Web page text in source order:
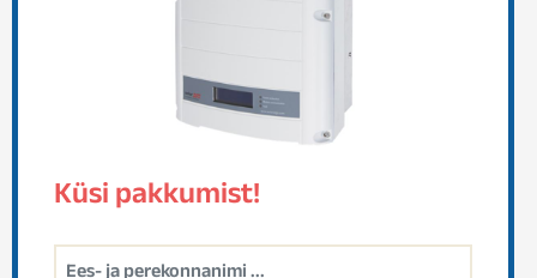
Küsi pakkumist!